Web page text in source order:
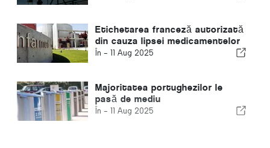
Etichetarea franceză autorizată
din cauza lipsei medicamentelor
În - 11 Aug 2025
Majoritatea portughezilor le
pasă de mediu
În - 11 Aug 2025